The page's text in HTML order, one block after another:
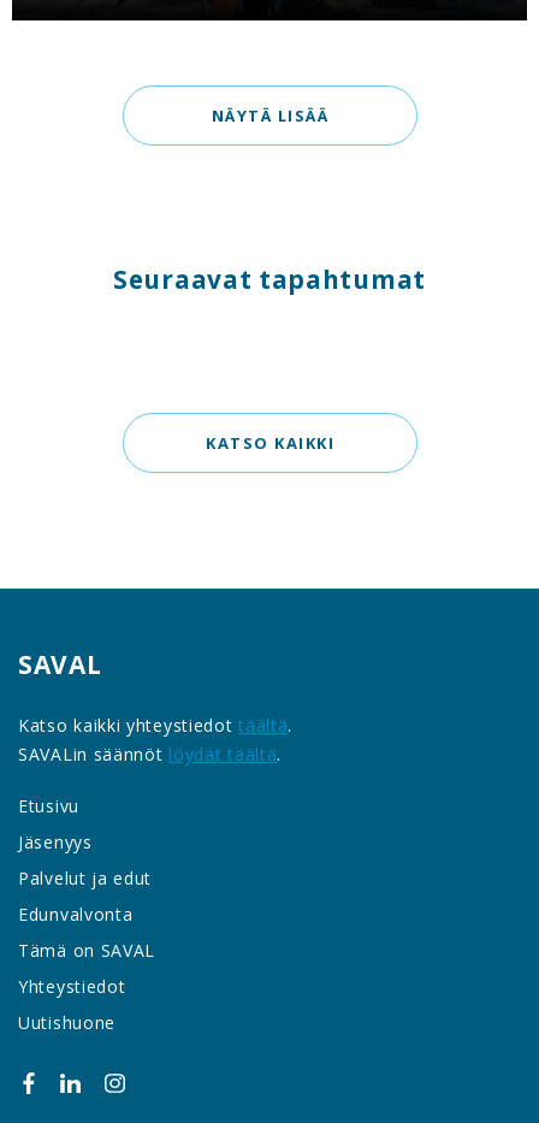
NÄYTÄ LISÄÄ
Seuraavat tapahtumat
KATSO KAIKKI
SAVAL
Katso kaikki yhteystiedottäältä.
SAVALin säännöt löydät täältä.
Etusivu
Jäsenyys
Palvelut ja edut
Edunvalvonta
Tämä on SAVAL
Yhteystiedot
Uutishuone